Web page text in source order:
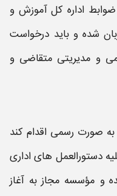
اداره کل آموزش و
شده و باید درخواست
و مدیریتی متقاضی و
به صورت رسمی اقدام کند
دستورالعمل های اداری
و مؤسسه مجاز به آغاز